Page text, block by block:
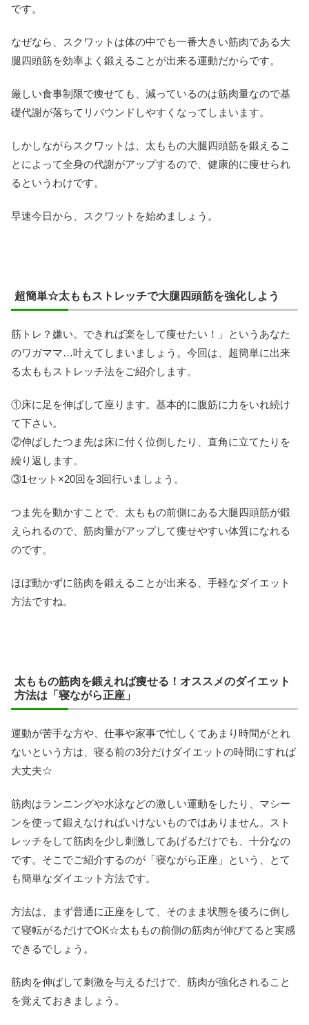
です。
なぜなら、スクワットは体の中でも一番大きい筋肉である大
腿四頭筋を効率よく鍛えることが出来る運動だからです。
厳しい食事制限で痩せても、減っているのは筋肉量なので基
礎代謝が落ちてリバウンドしやすくなってしまいます。
しかしながらスクワットは、太ももの大腿四頭筋を鍛えるこ
とによって全身の代謝がアップするので、健康的に痩せられ
るというわけです。
早速今日から、スクワットを始めましょう。
超簡単☆太ももストレッチで大腿四頭筋を強化しよう
筋トレ？嫌い。できれば楽をして痩せたい！」というあなた
のワガママ…叶えてしまいましょう。今回は、超簡単に出来
る太ももストレッチ法をご紹介します。
①床に足を伸ばして座ります。基本的に腹筋に力をいれ続け
て下さい。
②伸ばしたつま先は床に付く位倒したり、直角に立てたりを
繰り返します。
③1セット×20回を3回行いましょう。
つま先を動かすことで、太ももの前側にある大腿四頭筋が鍛
えられるので、筋肉量がアップして痩せやすい体質になれる
のです。
ほぼ動かずに筋肉を鍛えることが出来る、手軽なダイエット
方法ですね。
太ももの筋肉を鍛えれば痩せる！オススメのダイエット
方法は「寝ながら正座」
運動が苦手な方や、仕事や家事で忙しくてあまり時間がとれ
ないという方は、寝る前の3分だけダイエットの時間にすれば
大丈夫☆
筋肉はランニングや水泳などの激しい運動をしたり、マシー
ンを使って鍛えなければいけないものではありません。スト
レッチをして筋肉を少し刺激してあげるだけでも、十分なの
です。そこでご紹介するのが「寝ながら正座」という、とて
も簡単なダイエット方法です。
方法は、まず普通に正座をして、そのまま状態を後ろに倒し
て寝転がるだけでOK☆太ももの前側の筋肉が伸びてると実感
できるでしょう。
筋肉を伸ばして刺激を与えるだけで、筋肉が強化されること
を覚えておきましょう。